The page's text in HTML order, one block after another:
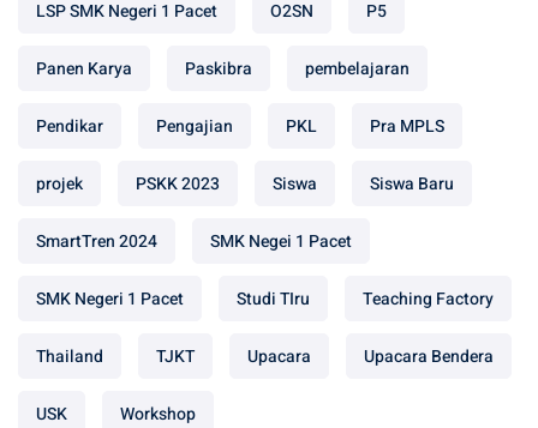
LSP SMK Negeri 1 Pacet O2SN P5
Panen Karya Paskibra pembelajaran
Pendikar Pengajian PKL Pra MPLS
projek PSKK 2023 Siswa Siswa Baru
SmartTren 2024 SMK Negei 1 Pacet
SMK Negeri 1 Pacet Studi TIru Teaching Factory
Thailand TJKT Upacara Upacara Bendera
USK Workshop